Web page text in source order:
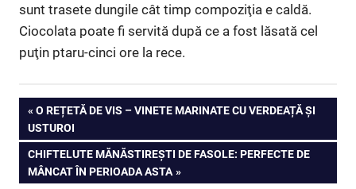
sunt trasete dungile cât timp compoziţia e caldă.
Ciocolata poate fi servită după ce a fost lăsată cel
puţin ptaru-cinci ore la rece.
Navigare
în
articole
PREVIOUS
POST:
O REȚETĂ DE VIS – VINETE MARINATE CU VERDEAȚĂ ȘI
USTUROI
NEXT
POST:
CHIFTELUTE MĂNĂSTIREȘTI DE FASOLE: PERFECTE DE
MÂNCAT ÎN PERIOADA ASTA